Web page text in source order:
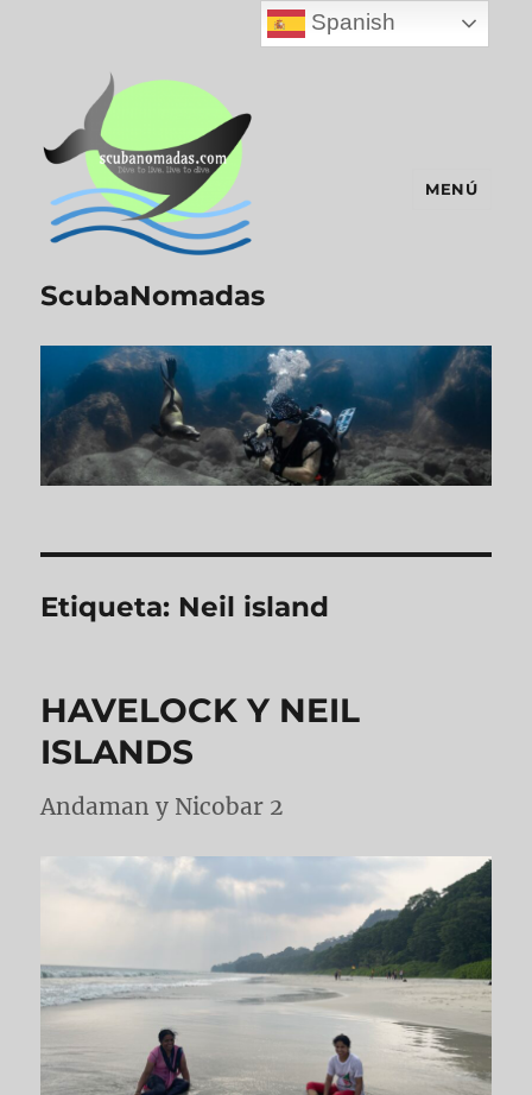
ScubaNomadas
MENÚ
Etiqueta: Neil island
HAVELOCK Y NEIL
ISLANDS
Andaman y Nicobar 2
Spanish